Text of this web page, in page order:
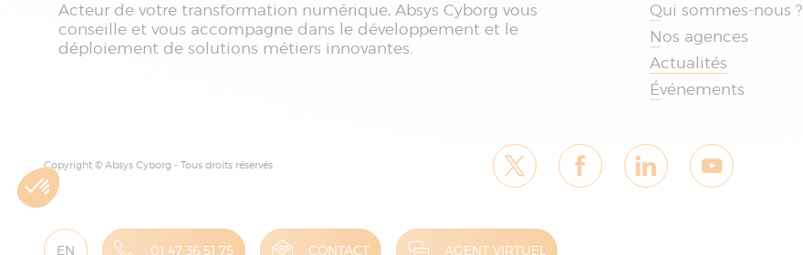
Acteur de votre transformation numérique, Absys Cyborg vous
conseille et vous accompagne dans le développement et le
déploiement de solutions métiers innovantes.
Qui sommes-nous ?
Nos agences
Actualités
Événements
Copyright © Absys Cyborg - Tous droits réservés
EN 01 47 36 51 75 CONTACT AGENT VIRTUEL